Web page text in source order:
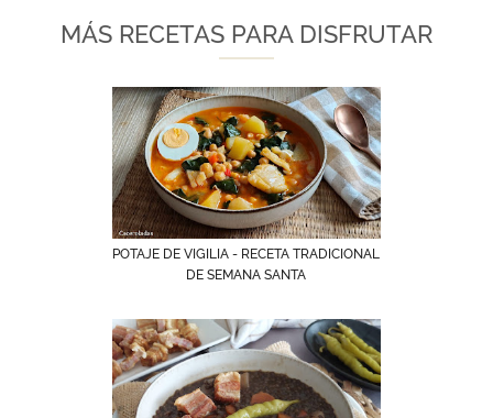
MÁS RECETAS PARA DISFRUTAR
POTAJE DE VIGILIA - RECETA TRADICIONAL
DE SEMANA SANTA